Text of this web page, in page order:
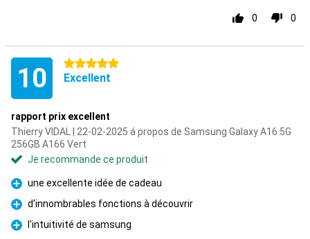
0 0
10 5 étoiles
Excellent
rapport prix excellent
Thierry VIDAL | 22-02-2025 á propos de Samsung Galaxy A16 5G
256GB A166 Vert
Je recommande ce produit
Pour
une excellente idée de cadeau
Pour
d'innombrables fonctions à découvrir
Pour
l'intuitivité de samsung